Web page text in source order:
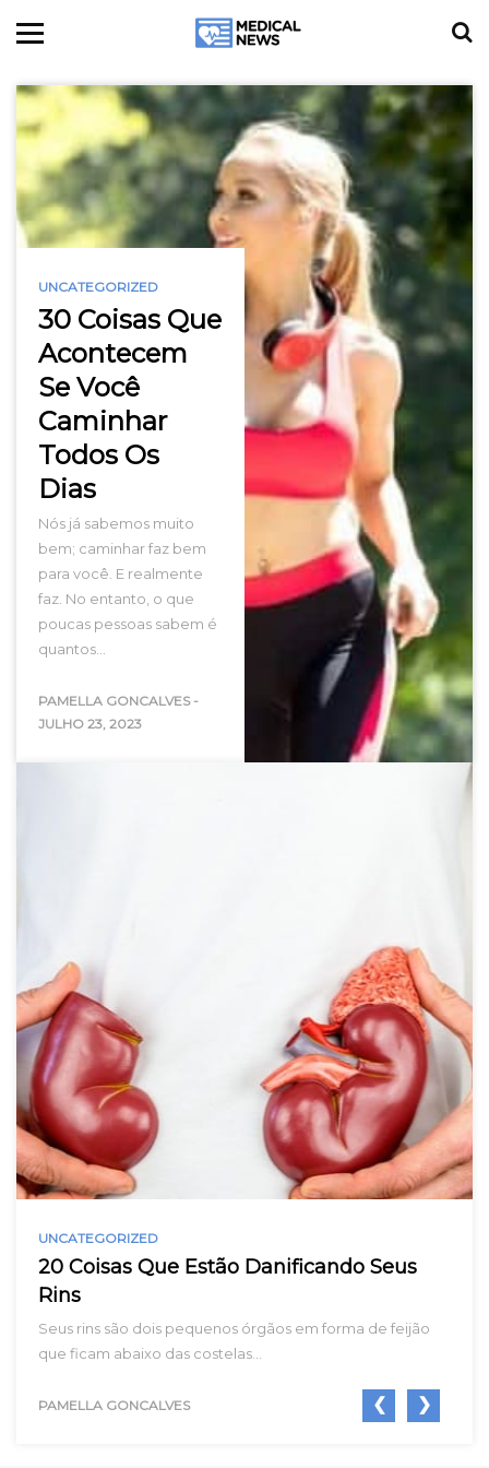
UNCATEGORIZED
30 Coisas Que
Acontecem
Se Você
Caminhar
Todos Os
Dias
Nós já sabemos muito
bem; caminhar faz bem
para você. E realmente
faz. No entanto, o que
poucas pessoas sabem é
quantos…
PAMELLA GONCALVES -
JULHO 23, 2023
UNCATEGORIZED
20 Coisas Que Estão Danificando Seus
Rins
Seus rins são dois pequenos órgãos em forma de feijão
que ficam abaixo das costelas…
PAMELLA GONCALVES ❮ ❯